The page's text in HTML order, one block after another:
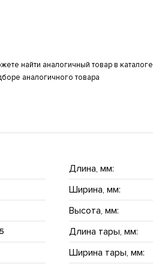
найти аналогичный товар в каталоге
аналогичного товара
Длина, мм:
Ширина, мм:
Высота, мм:
Длина тары, мм:
Ширина тары, мм: